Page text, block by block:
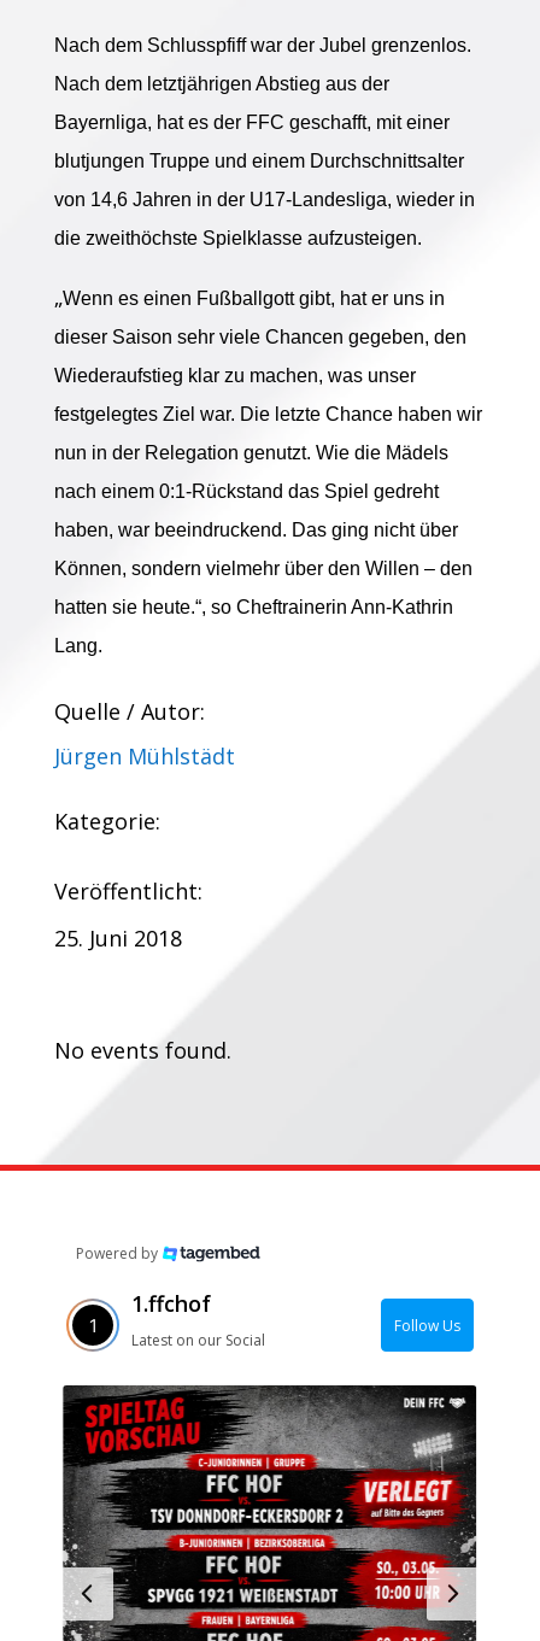
Nach dem Schlusspfiff war der Jubel grenzenlos.
Nach dem letztjährigen Abstieg aus der
Bayernliga, hat es der FFC geschafft, mit einer
blutjungen Truppe und einem Durchschnittsalter
von 14,6 Jahren in der U17-Landesliga, wieder in
die zweithöchste Spielklasse aufzusteigen.
„Wenn es einen Fußballgott gibt, hat er uns in
dieser Saison sehr viele Chancen gegeben, den
Wiederaufstieg klar zu machen, was unser
festgelegtes Ziel war. Die letzte Chance haben wir
nun in der Relegation genutzt. Wie die Mädels
nach einem 0:1-Rückstand das Spiel gedreht
haben, war beeindruckend. Das ging nicht über
Können, sondern vielmehr über den Willen – den
hatten sie heute.“, so Cheftrainerin Ann-Kathrin
Lang.
Quelle / Autor:
Jürgen Mühlstädt
Kategorie:
Veröffentlicht:
25. Juni 2018
No events found.
Powered by
1.ffchof
Latest on our Social
Follow Us